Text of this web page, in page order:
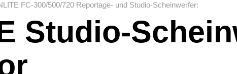
FC-300/500/720 Reportage- und Studio-Scheinwerfer:
Studio-